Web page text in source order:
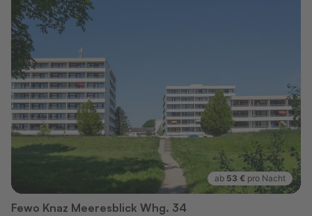
ab 53 € pro Nacht
Fewo Knaz Meeresblick Whg. 34